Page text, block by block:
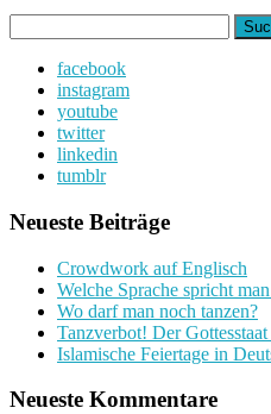
nach:
facebook
instagram
youtube
twitter
linkedin
tumblr
Neueste Beiträge
Crowdwork auf Englisch
Welche Sprache spricht
Wo darf man noch tanzen?
Tanzverbot! Der
Islamische Feiertage in
Neueste Kommentare